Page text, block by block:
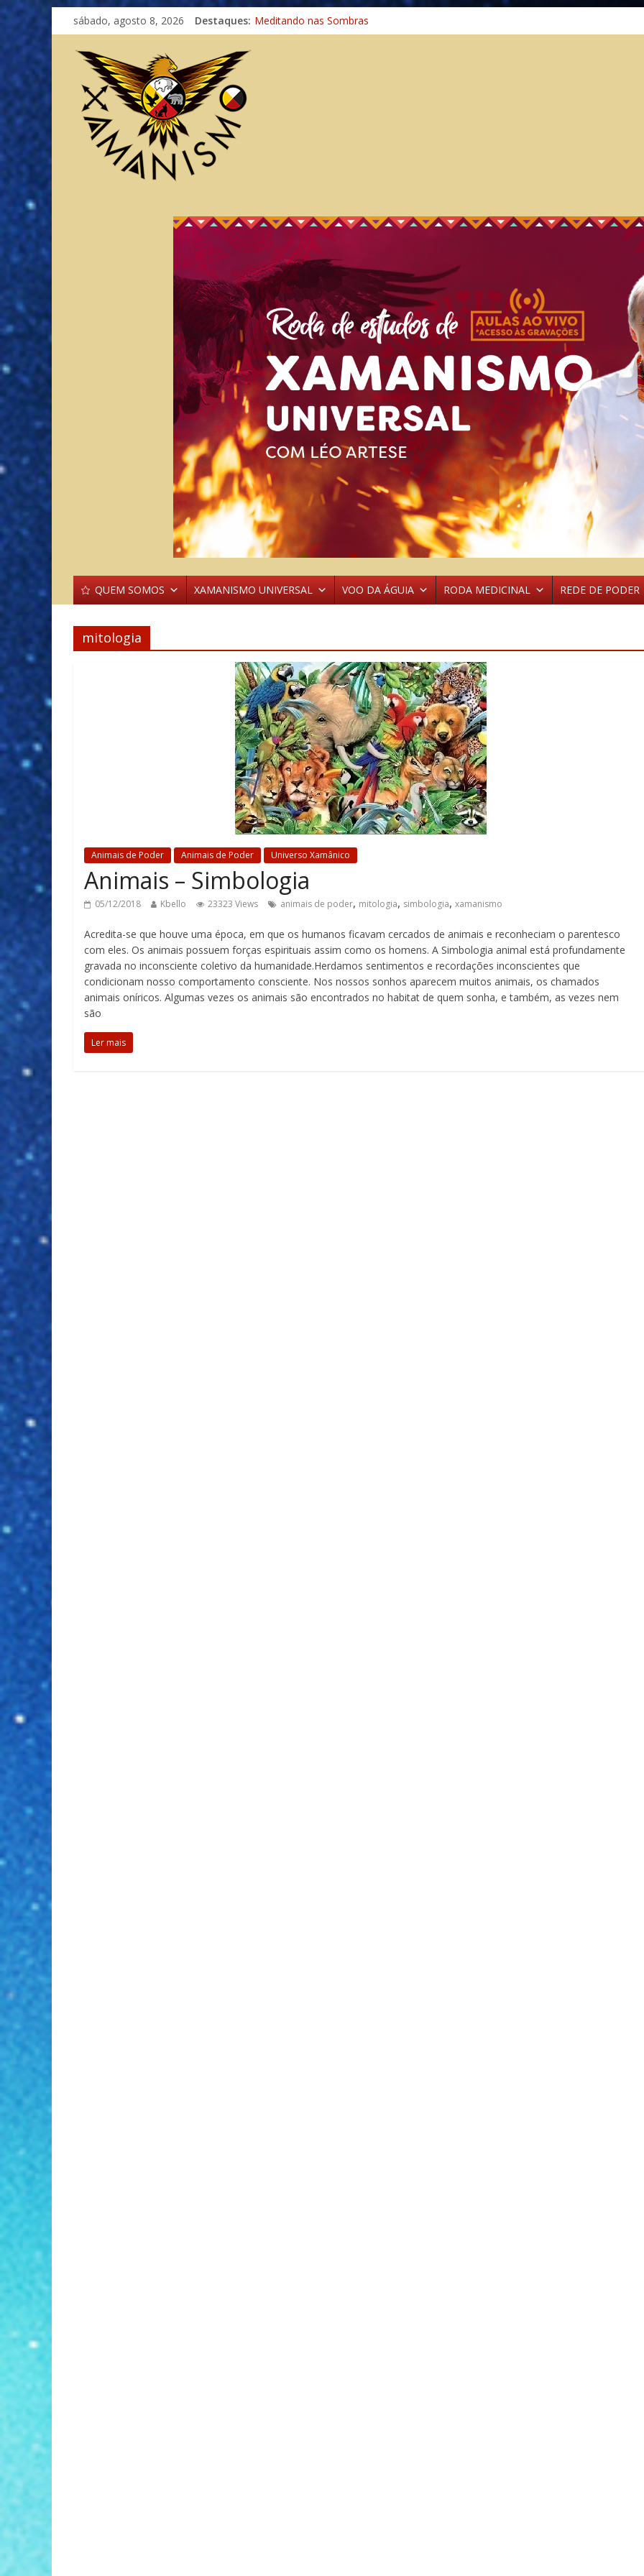
sábado, agosto 8, 2026 Destaques: Imaginação na Cura
Meditando nas Sombras
QUEM SOMOS XAMANISMO UNIVERSAL VOO DA ÁGUIA RODA MEDICINAL REDE DE PODER
mitologia
Animais de Poder Animais de Poder Universo Xamânico
Animais – Simbologia
05/12/2018 Kbello 23323 Views animais de poder, mitologia, simbologia, xamanismo
Acredita-se que houve uma época, em que os humanos ficavam cercados de animais e reconheciam o parentesco
com eles. Os animais possuem forças espirituais assim como os homens. A Simbologia animal está profundamente
gravada no inconsciente coletivo da humanidade.Herdamos sentimentos e recordações inconscientes que
condicionam nosso comportamento consciente. Nos nossos sonhos aparecem muitos animais, os chamados
animais oníricos. Algumas vezes os animais são encontrados no habitat de quem sonha, e também, as vezes nem
são
Ler mais